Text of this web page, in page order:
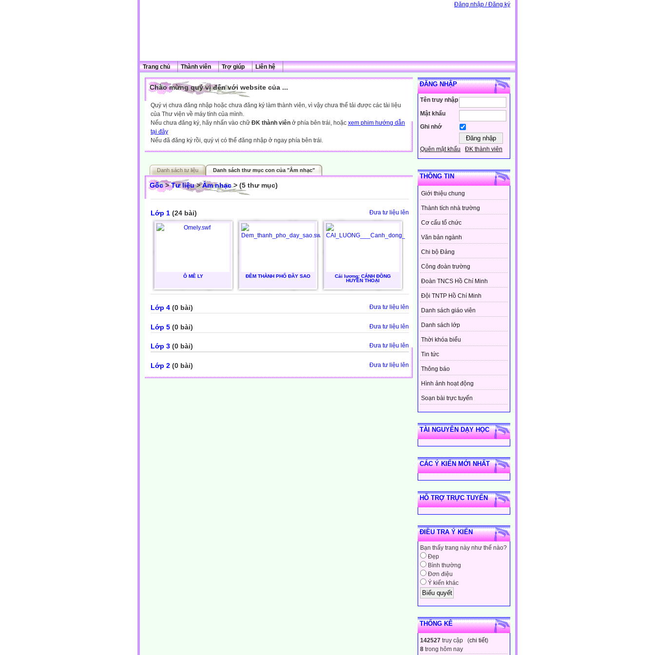
Đăng nhập / Đăng ký
Trang chủ Thành viên Trợ giúp Liên hệ
ĐĂNG NHẬP
Tên truy nhập
Mật khẩu
Ghi nhớ
Quên mật khẩu ĐK thành viên
THÔNG TIN
Giới thiệu chung
Thành tích nhà trường
Cơ cấu tổ chức
Văn bản ngành
Chi bộ Đảng
Công đoàn trường
Đoàn TNCS Hồ Chí Minh
Đội TNTP Hồ Chí Minh
Danh sách giáo viên
Danh sách lớp
Thời khóa biểu
Tin tức
Thông báo
Hình ảnh hoạt động
Soạn bài trực tuyến
TÀI NGUYÊN DẠY HỌC
CÁC Ý KIẾN MỚI NHẤT
HỖ TRỢ TRỰC TUYẾN
ĐIỀU TRA Ý KIẾN
Bạn thấy trang này như thế nào?
Đẹp
Bình thường
Đơn điệu
Ý kiến khác
THỐNG KÊ
142527 truy cập (chi tiết)
8 trong hôm nay
Chào mừng quý vị đến với website của ...
Quý vị chưa đăng nhập hoặc chưa đăng ký làm thành viên, vì vậy chưa thể tải được các tài liệu
của Thư viện về máy tính của mình.
Nếu chưa đăng ký, hãy nhấn vào chữ ĐK thành viên ở phía bên trái, hoặc xem phim hướng dẫn
tại đây
Nếu đã đăng ký rồi, quý vị có thể đăng nhập ở ngay phía bên trái.
Danh sách tư liệu Danh sách thư mục con của "Âm nhạc"
Gốc>Tư liệu>Âm nhạc> (5 thư mục)
Đưa tư liệu lên
Lớp 1 (24 bài)
Ô MÊ LY ĐÊM THÀNH PHỐ ĐẦY SAO
Cải lương: CÁNH ĐỒNG
HUYỀN THOẠI
Đưa tư liệu lên
Lớp 4 (0 bài)
Đưa tư liệu lên
Lớp 5 (0 bài)
Đưa tư liệu lên
Lớp 3 (0 bài)
Đưa tư liệu lên
Lớp 2 (0 bài)